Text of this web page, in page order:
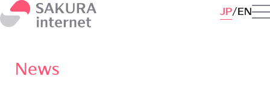
JP EN
News